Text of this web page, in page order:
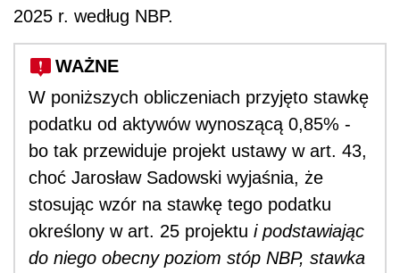
2025 r. według NBP.
WAŻNE
W poniższych obliczeniach przyjęto stawkę
podatku od aktywów wynoszącą 0,85% -
bo tak przewiduje projekt ustawy w art. 43,
choć Jarosław Sadowski wyjaśnia, że
stosując wzór na stawkę tego podatku
określony w art. 25 projektu i podstawiając
do niego obecny poziom stóp NBP, stawka